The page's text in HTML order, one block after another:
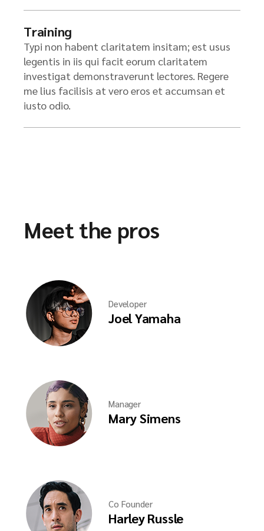
Training
Typi non habent claritatem insitam; est usus
legentis in iis qui facit eorum claritatem
investigat demonstraverunt lectores. Regere
me lius facilisis at vero eros et accumsan et
iusto odio.
Meet the pros
Developer
Joel Yamaha
Manager
Mary Simens
Co Founder
Harley Russle